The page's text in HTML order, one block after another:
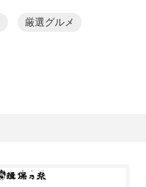
厳選グルメ